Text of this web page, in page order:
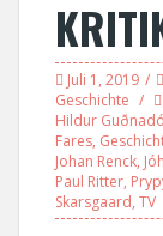
Juli 1, 2019
Geschichte
Hildur
Fares,
Johan Renck,
Paul Ritter,
Skarsgaard, TV